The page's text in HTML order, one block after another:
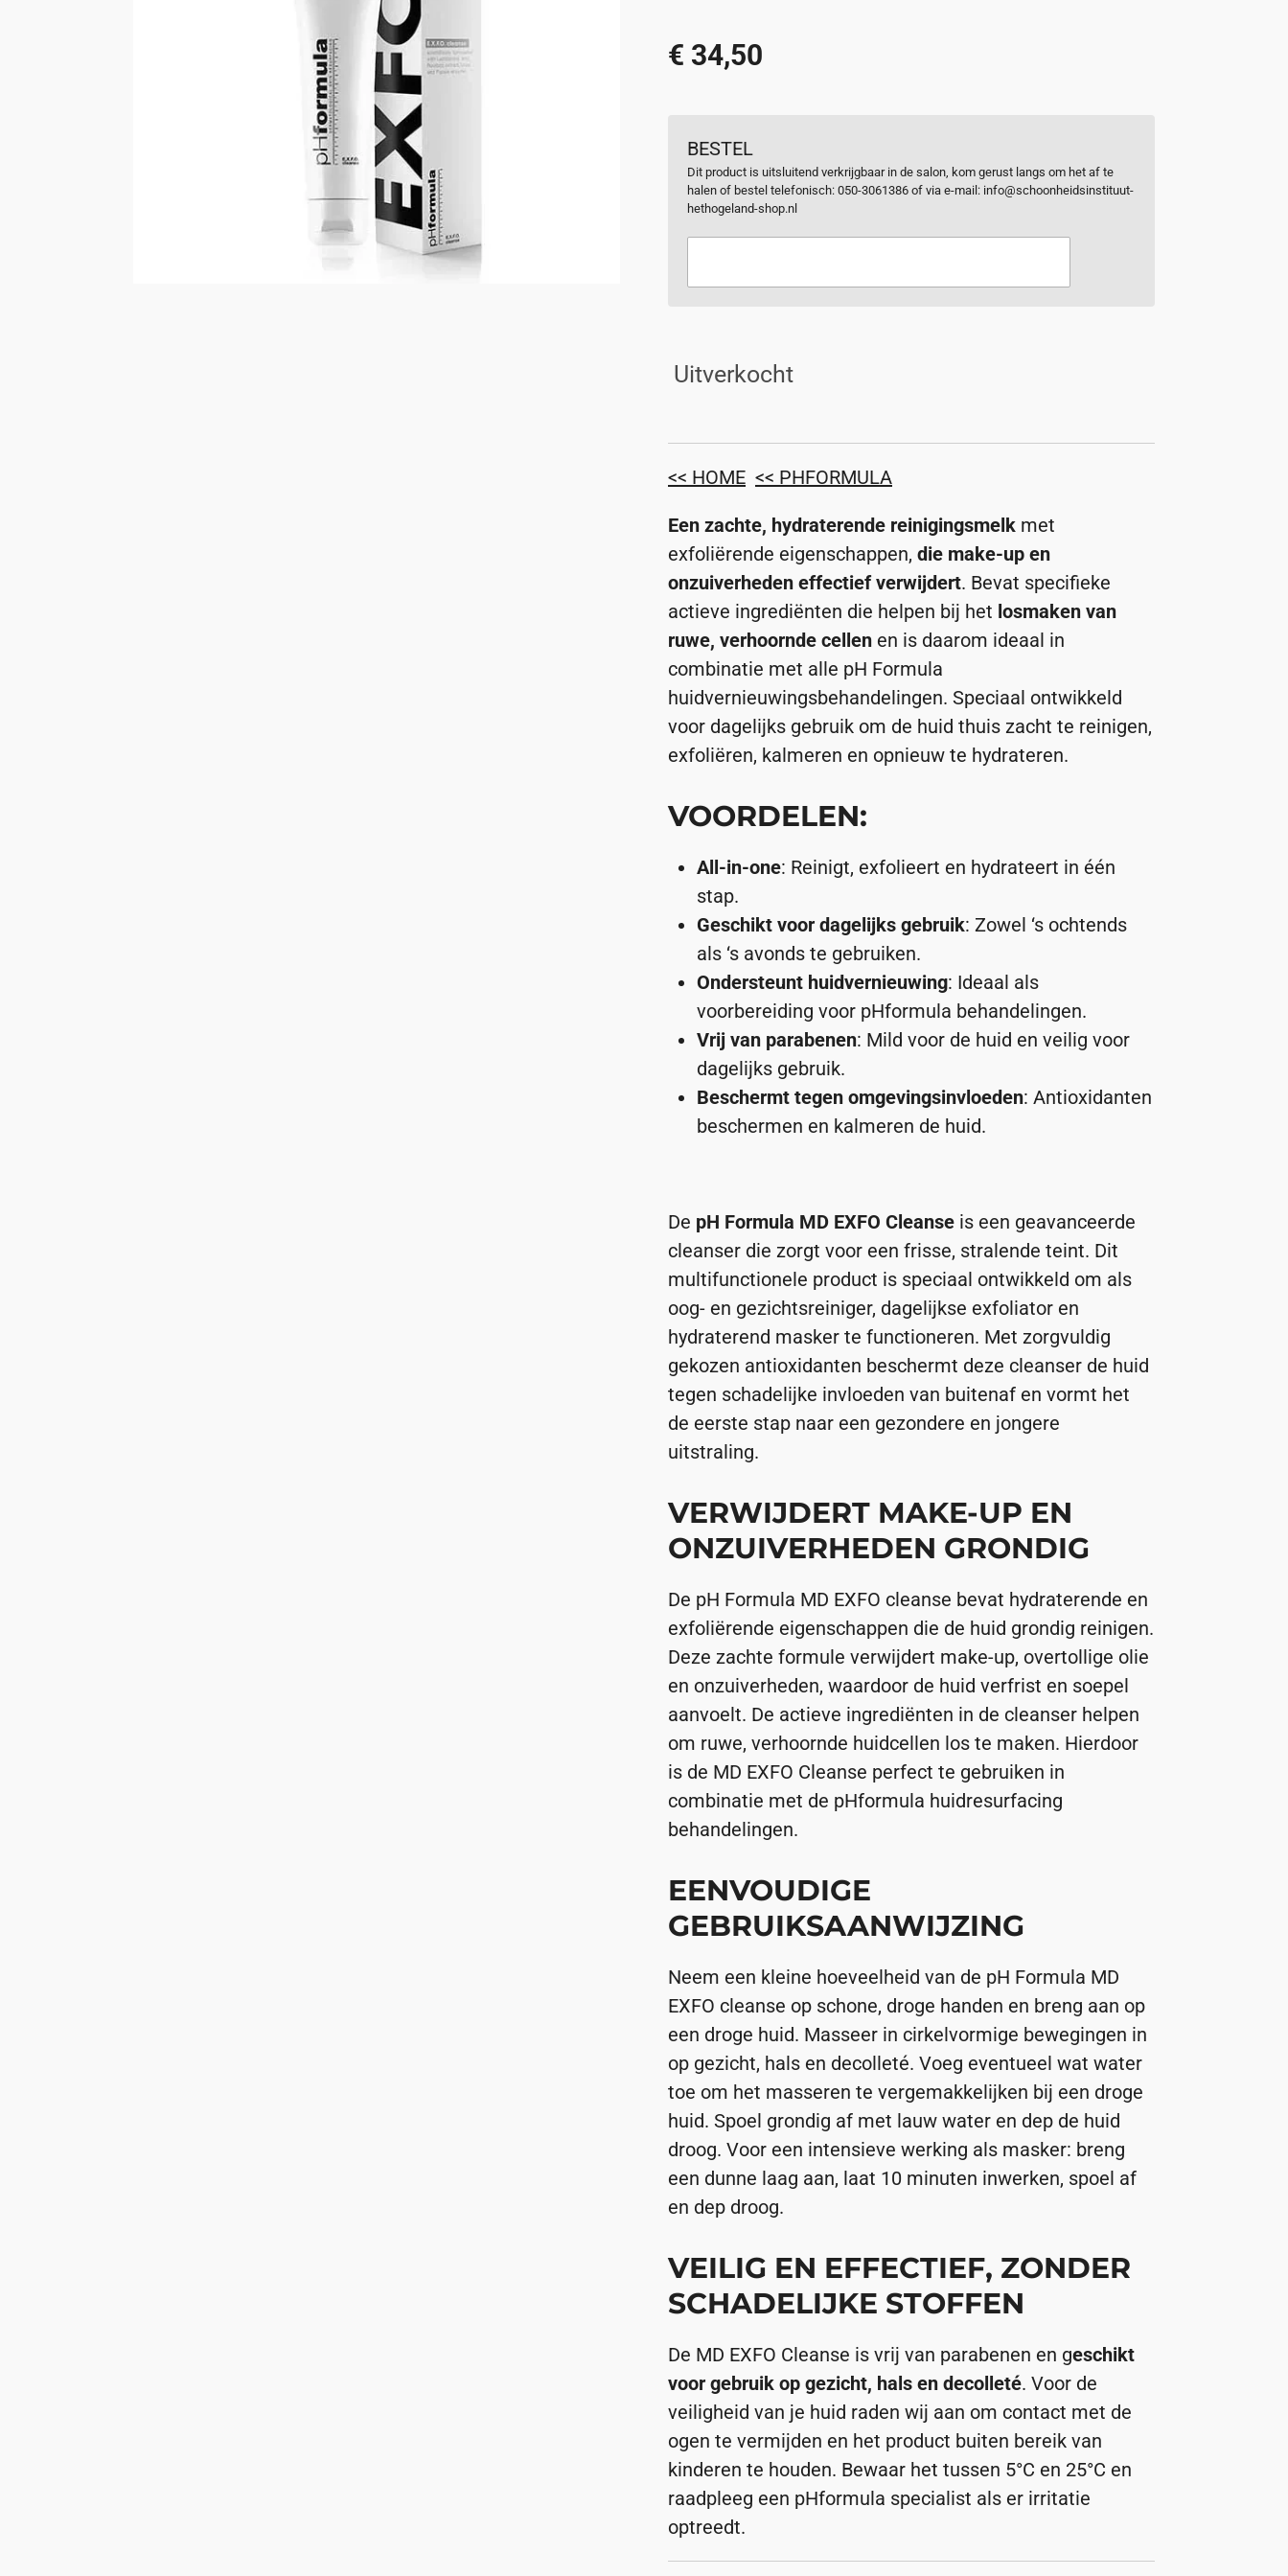
€ 34,50
BESTEL
Dit product is uitsluitend verkrijgbaar in de salon, kom gerust langs om het af te
halen of bestel telefonisch: 050-3061386 of via e-mail: info@schoonheidsinstituut-
hethogeland-shop.nl
Uitverkocht
<< HOME << PHFORMULA
Een zachte, hydraterende reinigingsmelk met
exfoliërende eigenschappen, die make-up en
onzuiverheden effectief verwijdert. Bevat specifieke
actieve ingrediënten die helpen bij het losmaken van
ruwe, verhoornde cellen en is daarom ideaal in
combinatie met alle pH Formula
huidvernieuwingsbehandelingen. Speciaal ontwikkeld
voor dagelijks gebruik om de huid thuis zacht te reinigen,
exfoliëren, kalmeren en opnieuw te hydrateren.
VOORDELEN:
All-in-one: Reinigt, exfolieert en hydrateert in één
stap.
Geschikt voor dagelijks gebruik: Zowel ‘s ochtends
als ‘s avonds te gebruiken.
Ondersteunt huidvernieuwing: Ideaal als
voorbereiding voor pHformula behandelingen.
Vrij van parabenen: Mild voor de huid en veilig voor
dagelijks gebruik.
Beschermt tegen omgevingsinvloeden: Antioxidanten
beschermen en kalmeren de huid.
De pH Formula MD EXFO Cleanse is een geavanceerde
cleanser die zorgt voor een frisse, stralende teint. Dit
multifunctionele product is speciaal ontwikkeld om als
oog- en gezichtsreiniger, dagelijkse exfoliator en
hydraterend masker te functioneren. Met zorgvuldig
gekozen antioxidanten beschermt deze cleanser de huid
tegen schadelijke invloeden van buitenaf en vormt het
de eerste stap naar een gezondere en jongere
uitstraling.
VERWIJDERT MAKE-UP EN
ONZUIVERHEDEN GRONDIG
De pH Formula MD EXFO cleanse bevat hydraterende en
exfoliërende eigenschappen die de huid grondig reinigen.
Deze zachte formule verwijdert make-up, overtollige olie
en onzuiverheden, waardoor de huid verfrist en soepel
aanvoelt. De actieve ingrediënten in de cleanser helpen
om ruwe, verhoornde huidcellen los te maken. Hierdoor
is de MD EXFO Cleanse perfect te gebruiken in
combinatie met de pHformula huidresurfacing
behandelingen.
EENVOUDIGE
GEBRUIKSAANWIJZING
Neem een kleine hoeveelheid van de pH Formula MD
EXFO cleanse op schone, droge handen en breng aan op
een droge huid. Masseer in cirkelvormige bewegingen in
op gezicht, hals en decolleté. Voeg eventueel wat water
toe om het masseren te vergemakkelijken bij een droge
huid. Spoel grondig af met lauw water en dep de huid
droog. Voor een intensieve werking als masker: breng
een dunne laag aan, laat 10 minuten inwerken, spoel af
en dep droog.
VEILIG EN EFFECTIEF, ZONDER
SCHADELIJKE STOFFEN
De MD EXFO Cleanse is vrij van parabenen en geschikt
voor gebruik op gezicht, hals en decolleté. Voor de
veiligheid van je huid raden wij aan om contact met de
ogen te vermijden en het product buiten bereik van
kinderen te houden. Bewaar het tussen 5°C en 25°C en
raadpleeg een pHformula specialist als er irritatie
optreedt.